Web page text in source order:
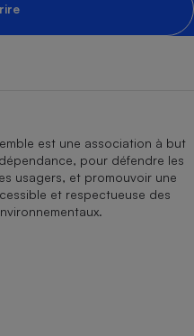
est une association à but
pour défendre les
usagers, et promouvoir une
et respectueuse des